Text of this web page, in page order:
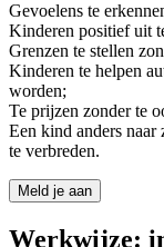
Gevoelens te
Kinderen positief uit
Grenzen te stellen
Kinderen te helpen
worden;
Te prijzen zonder te
Een kind anders
te verbreden.
Meld je aan
Werkwijze: